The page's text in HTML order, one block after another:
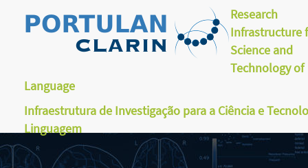
Research
Infrastructure
Science and
Technology of
Language
Infraestrutura de Investigação para a Ciência e
Linguagem